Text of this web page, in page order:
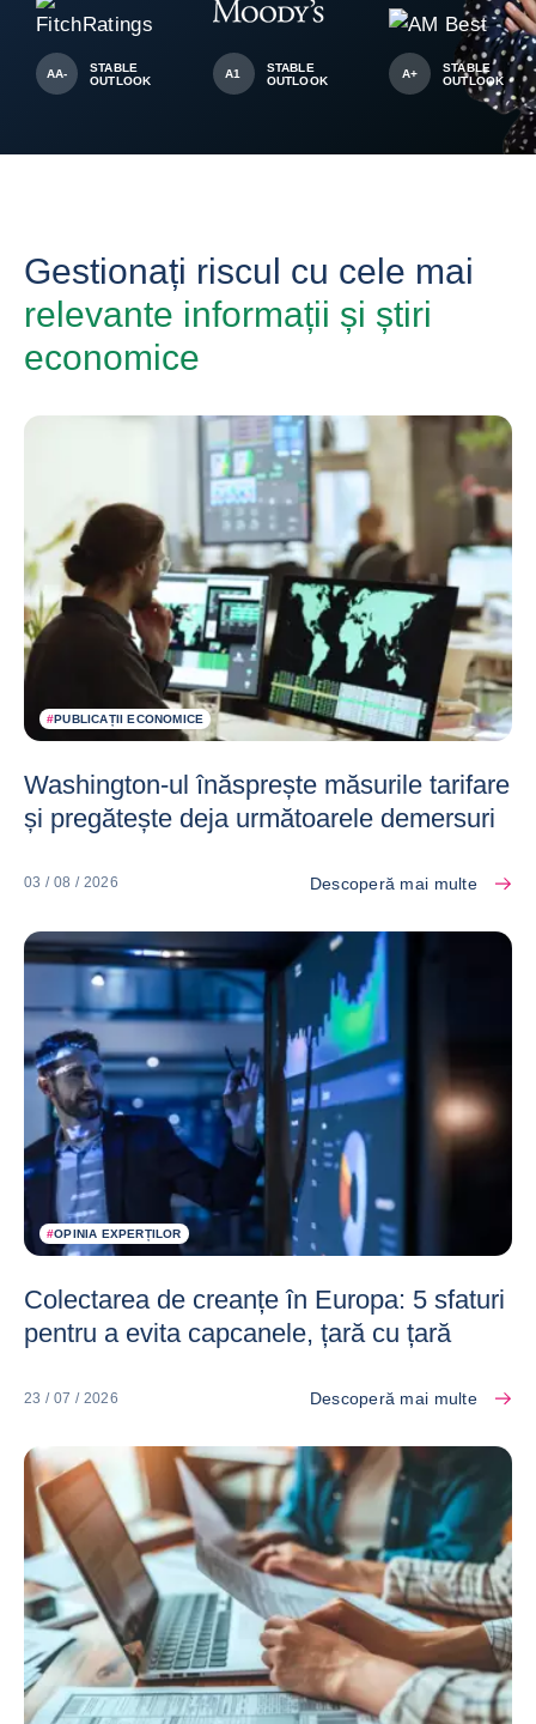
AA-
STABLE
OUTLOOK
A1
STABLE
OUTLOOK
A+
STABLE
OUTLOOK
Gestionați riscul cu cele mai
relevante informații și știri
economice
#PUBLICAȚII ECONOMICE
Washington-ul înăsprește măsurile tarifare
și pregătește deja următoarele demersuri
03 / 08 / 2026 Descoperă mai multe
#OPINIA EXPERȚILOR
Colectarea de creanțe în Europa: 5 sfaturi
pentru a evita capcanele, țară cu țară
23 / 07 / 2026 Descoperă mai multe